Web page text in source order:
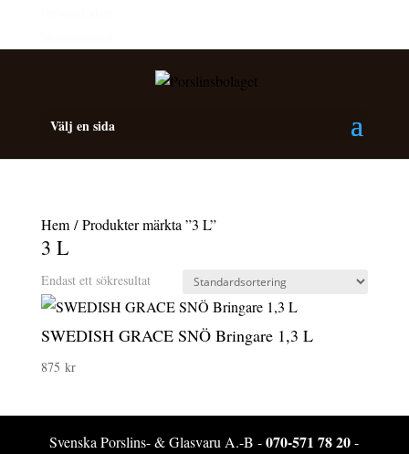
Välj en sida
Hem/ Produkter märkta ”3 L”
3 L
Endast ett sökresultat
SWEDISH GRACE SNÖ Bringare 1,3 L
875 kr
Svenska Porslins- & Glasvaru A.-B -070-571 78 20-